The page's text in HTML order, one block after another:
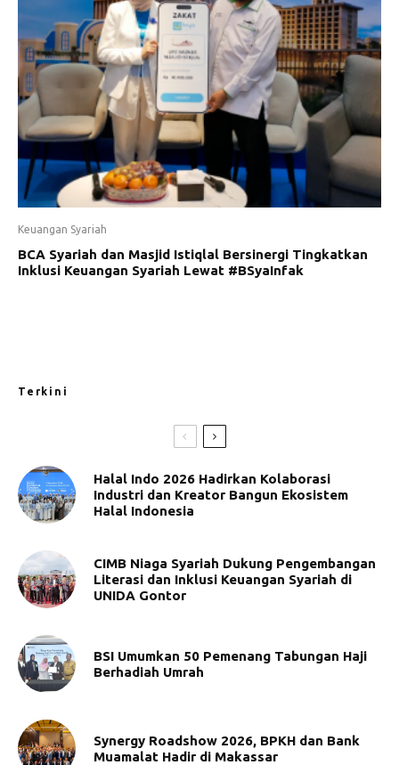
Keuangan Syariah
BCA Syariah dan Masjid Istiqlal Bersinergi Tingkatkan
Inklusi Keuangan Syariah Lewat #BSyaInfak
Terkini
Halal Indo 2026 Hadirkan Kolaborasi
Industri dan Kreator Bangun Ekosistem
Halal Indonesia
CIMB Niaga Syariah Dukung Pengembangan
Literasi dan Inklusi Keuangan Syariah di
UNIDA Gontor
BSI Umumkan 50 Pemenang Tabungan Haji
Berhadiah Umrah
Synergy Roadshow 2026, BPKH dan Bank
Muamalat Hadir di Makassar